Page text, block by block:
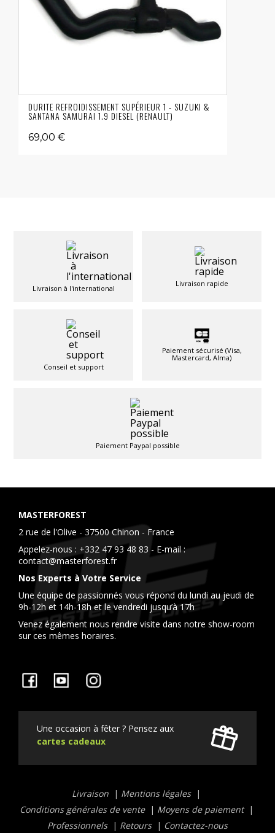
DURITE REFROIDISSEMENT SUPÉRIEUR 1 - SUZUKI &
SANTANA SAMURAI 1.9 DIESEL (RENAULT)
69,00 €
Livraison à l'international
Livraison rapide
Conseil et support
Paiement sécurisé (Visa,
Mastercard, Alma)
Paiement Paypal possible
MASTERFOREST
2 rue de l'Olive - 37500 Chinon - France
Appelez-nous : +332 47 93 48 83 - E-mail :
contact@masterforest.fr
Nos Experts à Votre Service
Une équipe de passionnés vous répond du lundi au jeudi de
9h-12h et 14h-18h et le vendredi jusqu’à 17h
Venez également nous rendre visite dans notre show-room
sur ces mêmes horaires.
Facebook YouTube
Une occasion à fêter ? Pensez aux
cartes cadeaux
utiles
Livraison
Mentions légales
Conditions générales de vente
Moyens de paiement
Professionnels
Retours Contactez-nous